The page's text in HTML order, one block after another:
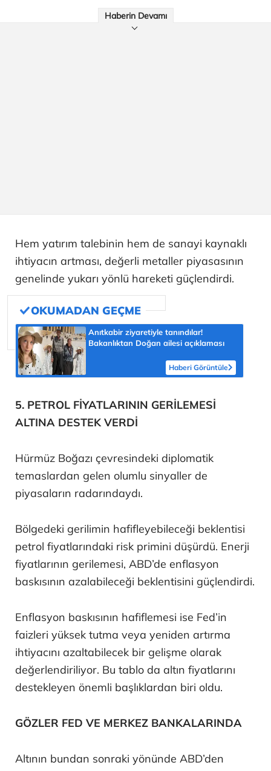
Haberin Devamı
Hem yatırım talebinin hem de sanayi kaynaklı
ihtiyacın artması, değerli metaller piyasasının
genelinde yukarı yönlü hareketi güçlendirdi.
Anıtkabir ziyaretiyle tanındılar!
Bakanlıktan Doğan ailesi açıklaması
Haberi Görüntüle
5. PETROL FİYATLARININ GERİLEMESİ
ALTINA DESTEK VERDİ
Hürmüz Boğazı çevresindeki diplomatik
temaslardan gelen olumlu sinyaller de
piyasaların radarındaydı.
Bölgedeki gerilimin hafifleyebileceği beklentisi
petrol fiyatlarındaki risk primini düşürdü. Enerji
fiyatlarının gerilemesi, ABD’de enflasyon
baskısının azalabileceği beklentisini güçlendirdi.
Enflasyon baskısının hafiflemesi ise Fed’in
faizleri yüksek tutma veya yeniden artırma
ihtiyacını azaltabilecek bir gelişme olarak
değerlendiriliyor. Bu tablo da altın fiyatlarını
destekleyen önemli başlıklardan biri oldu.
GÖZLER FED VE MERKEZ BANKALARINDA
Altının bundan sonraki yönünde ABD’den